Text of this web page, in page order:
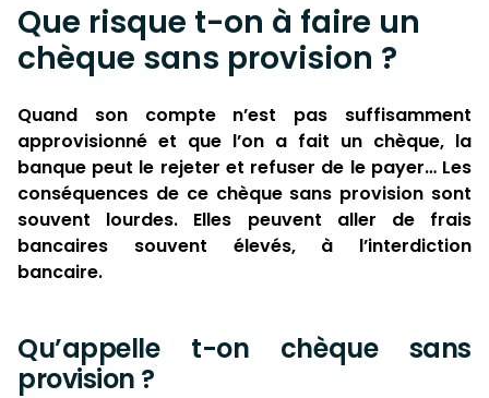
Que risque t-on à faire un
chèque sans provision ?
Quand son compte n’est pas suffisamment
approvisionné et que l’on a fait un chèque, la
banque peut le rejeter et refuser de le payer… Les
conséquences de ce chèque sans provision sont
souvent lourdes. Elles peuvent aller de frais
bancaires souvent élevés, à l’interdiction
bancaire.
Qu’appelle t-on chèque sans
provision ?